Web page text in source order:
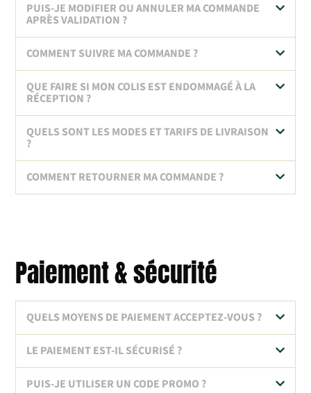
PUIS-JE MODIFIER OU ANNULER MA COMMANDE
APRÈS VALIDATION ?
COMMENT SUIVRE MA COMMANDE ?
QUE FAIRE SI MON COLIS EST ENDOMMAGÉ À LA
RÉCEPTION ?
QUELS SONT LES MODES ET TARIFS DE LIVRAISON
?
COMMENT RETOURNER MA COMMANDE ?
Paiement & sécurité
QUELS MOYENS DE PAIEMENT ACCEPTEZ-VOUS ?
LE PAIEMENT EST-IL SÉCURISÉ ?
PUIS-JE UTILISER UN CODE PROMO ?